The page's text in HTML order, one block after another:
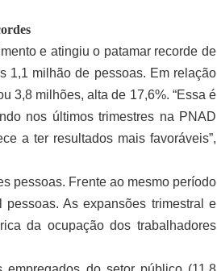
e atingiu o patamar recorde de
1,1 milhão de pessoas. Em relação
3,8 milhões, alta de 17,6%. “Essa é
nos últimos trimestres na PNAD
a ter resultados mais favoráveis”,
pessoas. Frente ao mesmo período
As expansões trimestral e
da ocupação dos trabalhadores